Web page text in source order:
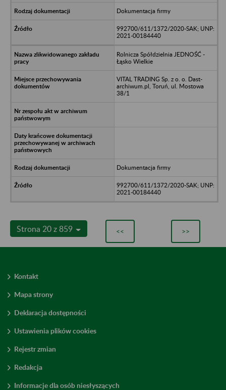
Dokumentacja firmy
992700/611/1372/2020-SAK; UNP:
2021-00184440
Rolnicza Spółdzielnia JEDNOŚĆ -
Łąsko Wielkie
VITAL TRADING Sp. z o. o. Dast-
archiwum.pl, Toruń, ul. Mostowa
38/1
Dokumentacja firmy
992700/611/1372/2020-SAK; UNP:
2021-00184440
Strona 20 z 859 << >>
Kontakt
Mapa strony
Deklaracja dostępności
Ustawienia plików cookies
Rejestr zmian
Redakcja
Informacje dla osób niesłyszących